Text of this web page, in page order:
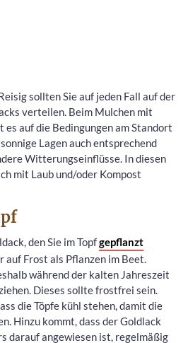
sollten Sie auf jeden Fall auf der
verteilen. Beim Mulchen mit
es auf die Bedingungen am Standort
Lagen auch entsprechend
Witterungseinflüsse. In diesen
mit Laub und/oder Kompost
den Sie im Topfgepflanzt
auf Frost als Pflanzen im Beet.
während der kalten Jahreszeit
Dieses sollte frostfrei sein.
die Töpfe kühl stehen, damit die
Hinzu kommt, dass der Goldlack
darauf angewiesen ist, regelmäßig